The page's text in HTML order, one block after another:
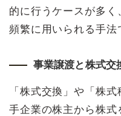
的に行うケースが多
頻繁に用いられる手法
事業譲渡と株式交
「株式交換」や「株
手企業の株主から株